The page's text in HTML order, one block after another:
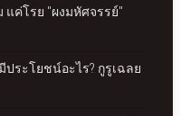
แค่โรย "ผงมหัศจรรย์"
ประโยชน์อะไร? กูรูเฉลย